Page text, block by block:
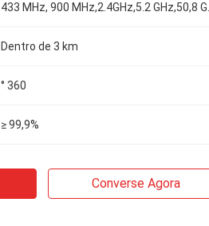
Dentro de 3 km
° 360
≥ 99,9%
Converse Agora